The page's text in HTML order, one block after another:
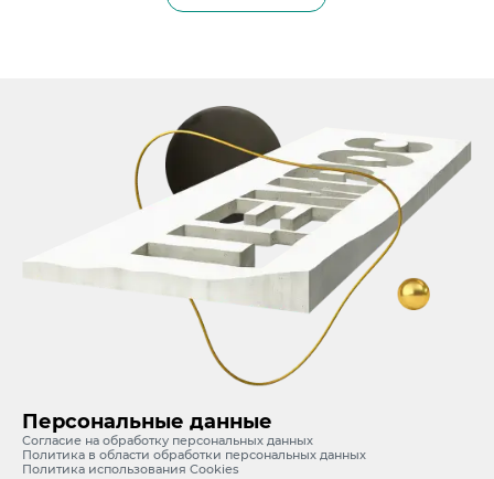
Персональные данные
Согласие на обработку персональных данных
Политика в области обработки персональных данных
Политика использования Cookies